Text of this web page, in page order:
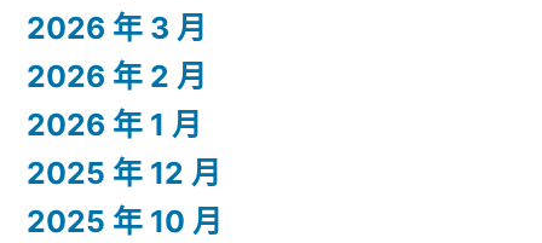
2026 年 3 月
2026 年 2 月
2026 年 1 月
2025 年 12 月
2025 年 10 月